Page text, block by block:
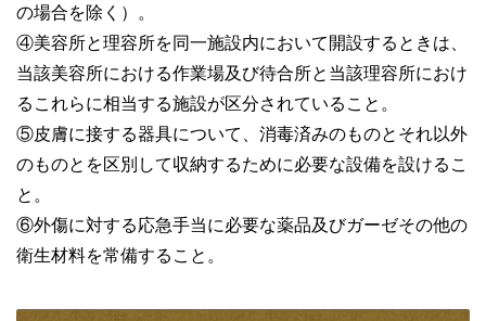
の場合を除く）。
④美容所と理容所を同一施設内において開設するときは、
当該美容所における作業場及び待合所と当該理容所におけ
るこれらに相当する施設が区分されていること。
⑤皮膚に接する器具について、消毒済みのものとそれ以外
のものとを区別して収納するために必要な設備を設けるこ
と。
⑥外傷に対する応急手当に必要な薬品及びガーゼその他の
衛生材料を常備すること。